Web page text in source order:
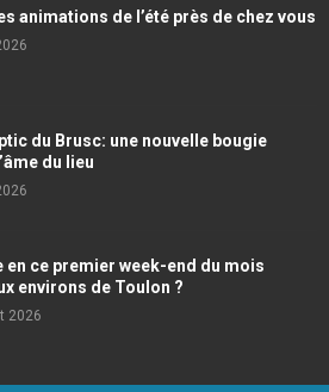
animations de l’été près de chez vous
du Brusc: une nouvelle bougie
du lieu
en ce premier week-end du mois
environs de Toulon ?
2026